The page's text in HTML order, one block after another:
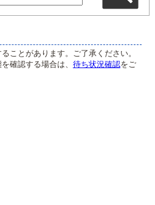
ことがあります。ご了承ください。
確認する場合は、 待ち状況確認をご